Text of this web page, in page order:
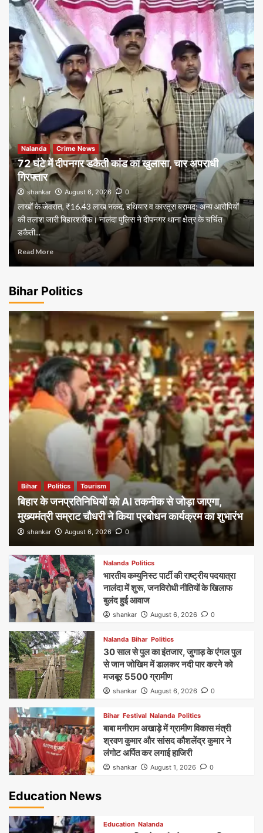
Nalanda Crime News
72 घंटे में दीपनगर डकैती कांड का खुलासा, चार अपराधी
गिरफ्तार
shankar August 6, 2026 0
लाखों के जेवरात, ₹16.43 लाख नकद, हथियार व कारतूस बरामद; अन्य आरोपियों
की तलाश जारी बिहारशरीफ। नालंदा पुलिस ने दीपनगर थाना क्षेत्र के चर्चित
डकैती...
Read More
Bihar Politics
Bihar Politics Tourism
बिहार के जनप्रतिनिधियों को AI तकनीक से जोड़ा जाएगा,
मुख्यमंत्री सम्राट चौधरी ने किया प्रबोधन कार्यक्रम का शुभारंभ
shankar August 6, 2026 0
Nalanda Politics
भारतीय कम्युनिस्ट पार्टी की राष्ट्रीय पदयात्रा
नालंदा में शुरू, जनविरोधी नीतियों के खिलाफ
बुलंद हुई आवाज
shankar August 6, 2026 0
Nalanda Bihar Politics
30 साल से पुल का इंतजार, जुगाड़ के एंगल पुल
से जान जोखिम में डालकर नदी पार करने को
मजबूर 5500 ग्रामीण
shankar August 6, 2026 0
Bihar Festival Nalanda Politics
बाबा मनीराम अखाड़े में ग्रामीण विकास मंत्री
श्रवण कुमार और सांसद कौशलेंद्र कुमार ने
लंगोट अर्पित कर लगाई हाजिरी
shankar August 1, 2026 0
Education News
Education Nalanda